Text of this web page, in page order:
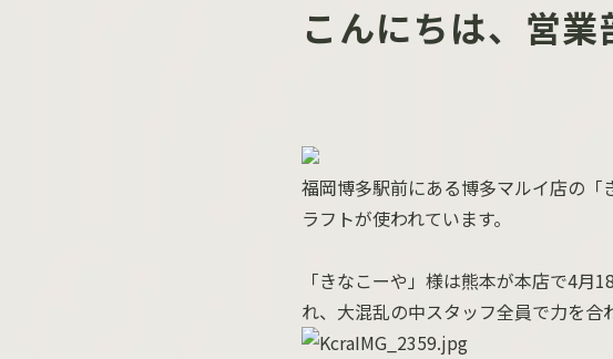
こんにちは、営
福岡博多駅前にある博多マルイ店の
ラフトが使われています。
「きなこーや」様は熊本が本店で4
れ、大混乱の中スタッフ全員で力を合